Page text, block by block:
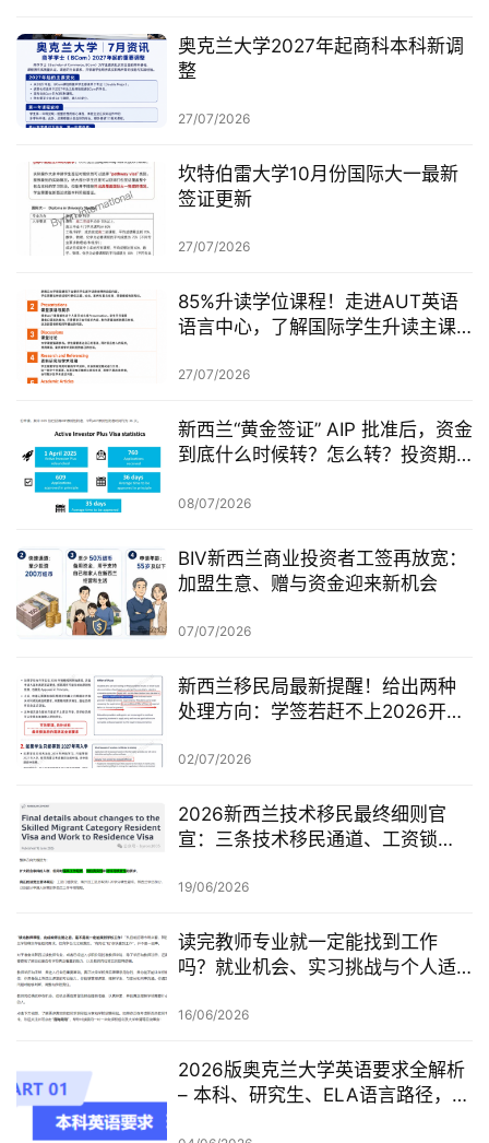
奥克兰大学2027年起商科本科新调
整
27/07/2026
坎特伯雷大学10月份国际大一最新
签证更新
27/07/2026
85%升读学位课程！走进AUT英语
语言中心，了解国际学生升读主课
27/07/2026
新西兰“黄金签证” AIP 批准后，资金
到底什么时候转？怎么转？投资期
08/07/2026
BIV新西兰商业投资者工签再放宽：
加盟生意、赠与资金迎来新机会
07/07/2026
新西兰移民局最新提醒！给出两种
处理方向：学签若赶不上2026开
02/07/2026
2026新西兰技术移民最终细则官
宣：三条技术移民通道、工资锁
查一次梳理
19/06/2026
读完教师专业就一定能找到工作
吗？就业机会、实习挑战与个人适
16/06/2026
2026版奥克兰大学英语要求全解析
– 本科、研究生、ELA语言路径，一